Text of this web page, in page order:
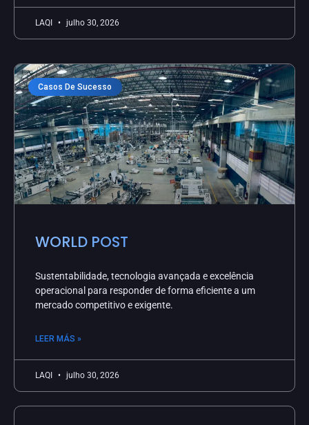
LAQI julho 30, 2026
Casos De Sucesso
WORLD POST
Sustentabilidade, tecnologia avançada e excelência
operacional para responder de forma eficiente a um
mercado competitivo e exigente.
LEER MÁS »
LAQI julho 30, 2026